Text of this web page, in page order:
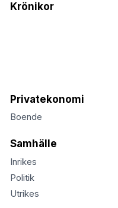
Krönikor
Privatekonomi
Boende
Samhälle
Inrikes
Politik
Utrikes